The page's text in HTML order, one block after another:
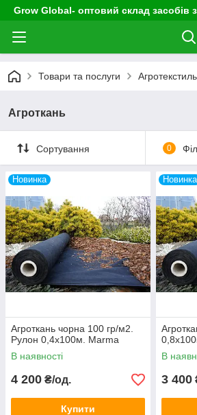
Grow Global- оптовий склад засобів
Товари та послуги Агротекстиль
Агроткань
Сортування 0
Новинка
Агроткань чорна 100 гр/м2.
Рулон 0,4х100м. Marma
В наявності
4 200 ₴/од.
Купити
Новинка
В
3 400